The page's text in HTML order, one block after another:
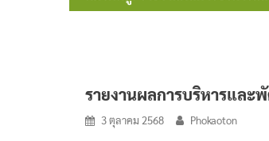
รายงานผลการบริหารแล
3 ตุลาคม 2568 Phokaoton